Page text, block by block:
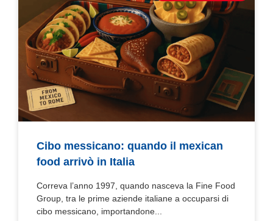
Cibo messicano: quando il mexican
food arrivò in Italia
Correva l’anno 1997, quando nasceva la Fine Food
Group, tra le prime aziende italiane a occuparsi di
cibo messicano, importandone...